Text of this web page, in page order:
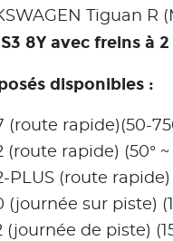
Tiguan R
8Y avec freins à
disponibles :
(route rapide)(50-
(route rapide) (50° ~
PLUS (route rapide)
(journée sur piste)
(journée de piste)